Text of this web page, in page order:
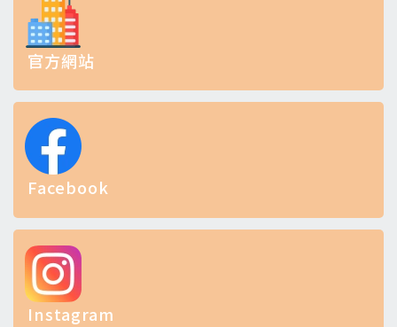
官方網站
Facebook
Instagram